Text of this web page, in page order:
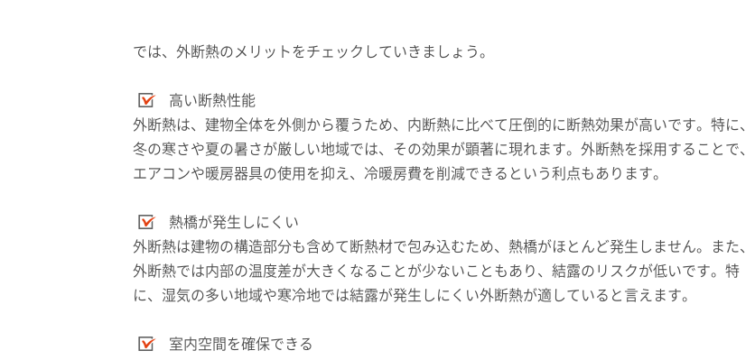
では、外断熱のメリットをチェックしていきましょう。
高い断熱性能
外断熱は、建物全体を外側から覆うため、内断熱に比べて圧倒的に断熱効果が高いです。特に、
冬の寒さや夏の暑さが厳しい地域では、その効果が顕著に現れます。外断熱を採用することで、
エアコンや暖房器具の使用を抑え、冷暖房費を削減できるという利点もあります。
熱橋が発生しにくい
外断熱は建物の構造部分も含めて断熱材で包み込むため、熱橋がほとんど発生しません。また、
外断熱では内部の温度差が大きくなることが少ないこともあり、結露のリスクが低いです。特
に、湿気の多い地域や寒冷地では結露が発生しにくい外断熱が適していると言えます。
室内空間を確保できる